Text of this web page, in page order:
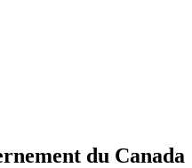
du Canada